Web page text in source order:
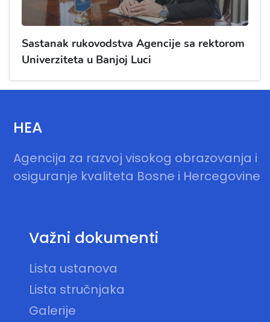
Sastanak rukovodstva Agencije sa rektorom
Univerziteta u Banjoj Luci
HEA
Agencija za razvoj visokog obrazovanja i
osiguranje kvaliteta Bosne i Hercegovine
Važni dokumenti
Lista ustanova
Lista stručnjaka
Galerije